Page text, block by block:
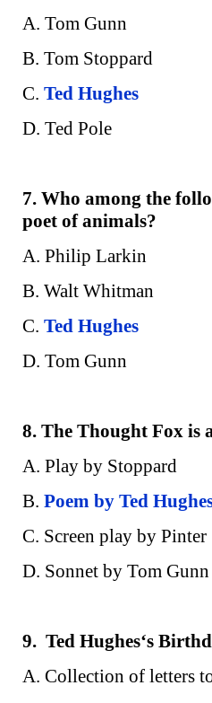
A. Tom Gunn
B. Tom Stoppard
C. Ted Hughes
D. Ted Pole
7. Who among the
poet of animals?
A. Philip Larkin
B. Walt Whitman
C. Ted Hughes
D. Tom Gunn
8. The Thought Fox is
A. Play by Stoppard
B. Poem by Ted
C. Screen play by Pinter
D. Sonnet by Tom Gunn
9. Ted Hughes‘s
A. Collection of letters